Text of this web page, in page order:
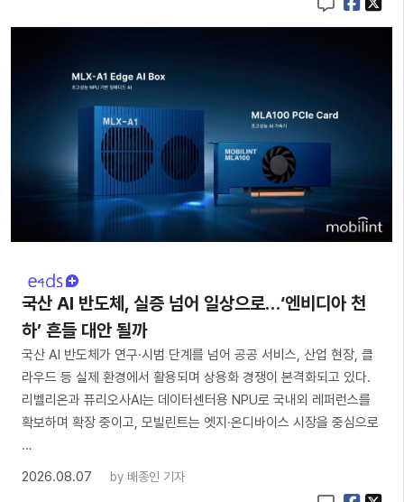
국산 AI 반도체, 실증 넘어 일상으로…‘엔비디아 천
하’ 흔들 대안 될까
국산 AI 반도체가 연구·시범 단계를 넘어 공공 서비스, 산업 현장, 클
라우드 등 실제 환경에서 활용되며 상용화 경쟁이 본격화되고 있다.
리벨리온과 퓨리오사AI는 데이터센터용 NPU로 국내외 레퍼런스를
확보하며 확장 중이고, 모빌린트는 엣지·온디바이스 시장을 중심으로
…
2026.08.07
by 배종인 기자